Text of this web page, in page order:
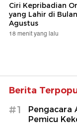
Ciri Kepribadian
yang Lahir di Bulan
Agustus
18 menit yang lalu
Berita
#1
Pengacara
Pemicu